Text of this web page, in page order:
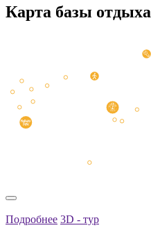
Карта базы отдыха
Подробнее 3D - тур